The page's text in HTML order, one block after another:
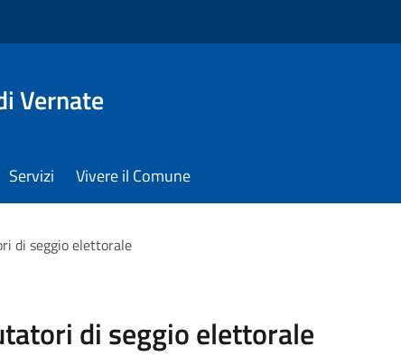
Vernate
Servizi Vivere il Comune
di seggio elettorale
di seggio elettorale